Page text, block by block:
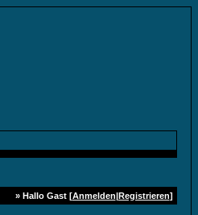
3000 Löschis Lotto:
» Hallo Gast [Anmelden|Registrieren]